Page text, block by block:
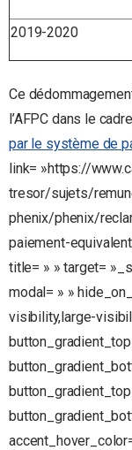
2019-2020
Ce
l’AFPC dans le
par le système de
link= »https://
tresor/sujets/
phenix/phenix/
paiement-
title= » » target=
modal= » »
visibility,large-